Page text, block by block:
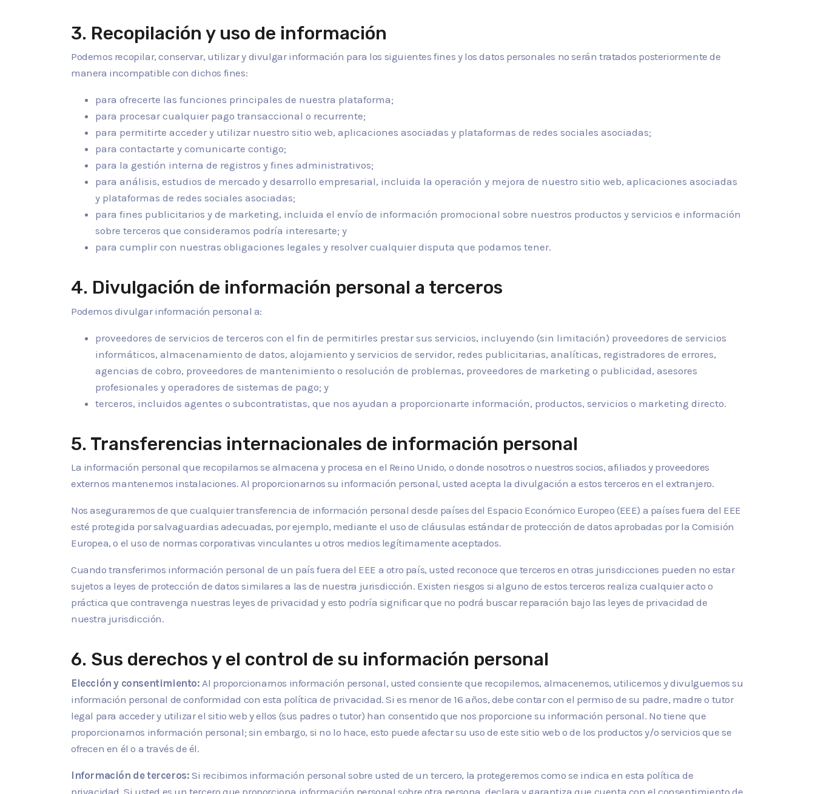
3. Recopilación y uso de información
Podemos recopilar, conservar, utilizar y divulgar información para los siguientes fines y los datos personales no serán tratados posteriormente de
manera incompatible con dichos fines:
para ofrecerte las funciones principales de nuestra plataforma;
para procesar cualquier pago transaccional o recurrente;
para permitirte acceder y utilizar nuestro sitio web, aplicaciones asociadas y plataformas de redes sociales asociadas;
para contactarte y comunicarte contigo;
para la gestión interna de registros y fines administrativos;
para análisis, estudios de mercado y desarrollo empresarial, incluida la operación y mejora de nuestro sitio web, aplicaciones asociadas
y plataformas de redes sociales asociadas;
para fines publicitarios y de marketing, incluida el envío de información promocional sobre nuestros productos y servicios e información
sobre terceros que consideramos podría interesarte; y
para cumplir con nuestras obligaciones legales y resolver cualquier disputa que podamos tener.
4. Divulgación de información personal a terceros
Podemos divulgar información personal a:
proveedores de servicios de terceros con el fin de permitirles prestar sus servicios, incluyendo (sin limitación) proveedores de servicios
informáticos, almacenamiento de datos, alojamiento y servicios de servidor, redes publicitarias, analíticas, registradores de errores,
agencias de cobro, proveedores de mantenimiento o resolución de problemas, proveedores de marketing o publicidad, asesores
profesionales y operadores de sistemas de pago; y
terceros, incluidos agentes o subcontratistas, que nos ayudan a proporcionarte información, productos, servicios o marketing directo.
5. Transferencias internacionales de información personal
La información personal que recopilamos se almacena y procesa en el Reino Unido, o donde nosotros o nuestros socios, afiliados y proveedores
externos mantenemos instalaciones. Al proporcionarnos su información personal, usted acepta la divulgación a estos terceros en el extranjero.
Nos aseguraremos de que cualquier transferencia de información personal desde países del Espacio Económico Europeo (EEE) a países fuera del EEE
esté protegida por salvaguardias adecuadas, por ejemplo, mediante el uso de cláusulas estándar de protección de datos aprobadas por la Comisión
Europea, o el uso de normas corporativas vinculantes u otros medios legítimamente aceptados.
Cuando transferimos información personal de un país fuera del EEE a otro país, usted reconoce que terceros en otras jurisdicciones pueden no estar
sujetos a leyes de protección de datos similares a las de nuestra jurisdicción. Existen riesgos si alguno de estos terceros realiza cualquier acto o
práctica que contravenga nuestras leyes de privacidad y esto podría significar que no podrá buscar reparación bajo las leyes de privacidad de
nuestra jurisdicción.
6. Sus derechos y el control de su información personal
Elección y consentimiento: Al proporcionarnos información personal, usted consiente que recopilemos, almacenemos, utilicemos y divulguemos su
información personal de conformidad con esta política de privacidad. Si es menor de 16 años, debe contar con el permiso de su padre, madre o tutor
legal para acceder y utilizar el sitio web y ellos (sus padres o tutor) han consentido que nos proporcione su información personal. No tiene que
proporcionarnos información personal; sin embargo, si no lo hace, esto puede afectar su uso de este sitio web o de los productos y/o servicios que se
ofrecen en él o a través de él.
Información de terceros: Si recibimos información personal sobre usted de un tercero, la protegeremos como se indica en esta política de
privacidad. Si usted es un tercero que proporciona información personal sobre otra persona, declara y garantiza que cuenta con el consentimiento de